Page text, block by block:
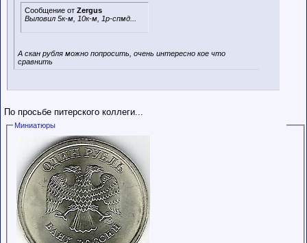
Сообщение от Zergus
Выловил 5к-м, 10к-м, 1р-спмд...
А скан рубля можно попросить, очень интересно кое что
сравнить
По просьбе питерского коллеги...
Миниатюры